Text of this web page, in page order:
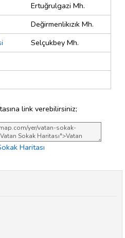
Ertuğrulgazi Mh.
Değirmenlikızık Mh.
Selçukbey Mh.
link verebilirsiniz;
Haritası